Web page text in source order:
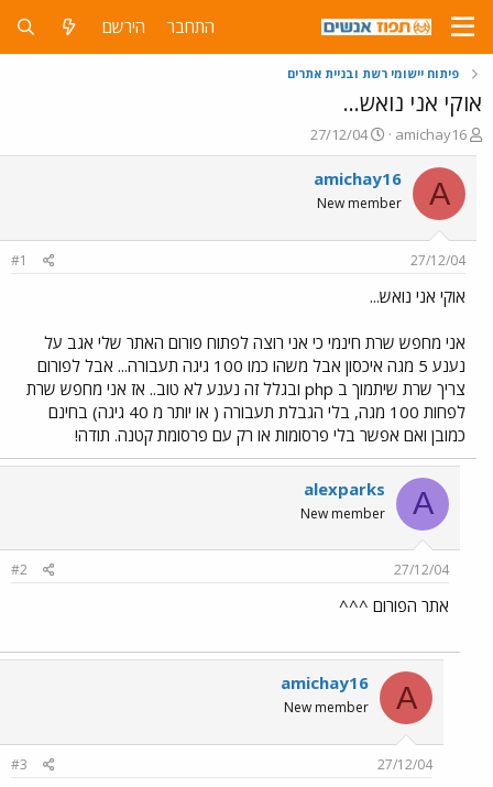
התחבר הירשם
פיתוח יישומי רשת ובניית אתרים
אוקי אני נואש...
פ
ו
ת
ח
ה
ש
א
amichay16
פ
ו
ר
ם
27/12/04
A
amichay16
New member
27/12/04
#1
אוקי אני נואש...
אני מחפש שרת חינמי כי אני רוצה לפתוח פורום האתר שלי אגב על
נענע 5 מגה איכסון אבל משהו כמו 100 גיגה תעבורה... אבל לפורום
צריך שרת שיתמוך ב php ובגלל זה נענע לא טוב.. אז אני מחפש שרת
לפחות 100 מגה, בלי הגבלת תעבורה ( או יותר מ 40 גיגה) בחינם
כמובן ואם אפשר בלי פרסומות או רק עם פרסומת קטנה. תודה!
A
alexparks
New member
27/12/04
#2
אתר הפורום ^^^
A
amichay16
New member
27/12/04
#3